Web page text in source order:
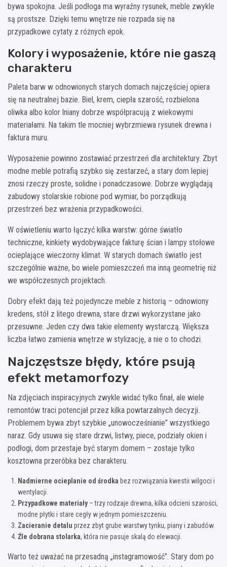
bywa spokojna. Jeśli podłoga ma wyraźny rysunek, meble zwykle
są prostsze. Dzięki temu wnętrze nie rozpada się na
przypadkowe cytaty z różnych epok.
Kolory i wyposażenie, które nie gaszą
charakteru
Paleta barw w odnowionych starych domach najczęściej opiera
się na neutralnej bazie. Biel, krem, ciepła szarość, rozbielona
oliwka albo kolor lniany dobrze współpracują z wiekowymi
materiałami. Na takim tle mocniej wybrzmiewa rysunek drewna i
faktura muru.
Wyposażenie powinno zostawiać przestrzeń dla architektury. Zbyt
modne meble potrafią szybko się zestarzeć, a stary dom lepiej
znosi rzeczy proste, solidne i ponadczasowe. Dobrze wyglądają
zabudowy stolarskie robione pod wymiar, bo porządkują
przestrzeń bez wrażenia przypadkowości.
W oświetleniu warto łączyć kilka warstw: górne światło
techniczne, kinkiety wydobywające fakturę ścian i lampy stołowe
ocieplające wieczorny klimat. W starych domach światło jest
szczególnie ważne, bo wiele pomieszczeń ma inną geometrię niż
we współczesnych projektach.
Dobry efekt dają też pojedyncze meble z historią – odnowiony
kredens, stół z litego drewna, stare drzwi wykorzystane jako
przesuwne. Jeden czy dwa takie elementy wystarczą. Większa
liczba łatwo zamienia wnętrze w stylizację, a nie o to chodzi.
Najczęstsze błędy, które psują
efekt metamorfozy
Na zdjęciach inspiracyjnych zwykle widać tylko finał, ale wiele
remontów traci potencjał przez kilka powtarzalnych decyzji.
Problemem bywa zbyt szybkie „unowocześnianie” wszystkiego
naraz. Gdy usuwa się stare drzwi, listwy, piece, podziały okien i
podłogi, dom przestaje być starym domem – zostaje tylko
kosztowna przeróbka bez charakteru.
Nadmierne ocieplanie od środka bez rozwiązania kwestii wilgoci i
wentylacji.
Przypadkowe materiały– trzy rodzaje drewna, kilka odcieni szarości,
modne płytki i stare cegły w jednym pomieszczeniu.
Zacieranie detalu przez zbyt grube warstwy tynku, piany i zabudów.
Źle dobrana stolarka, która nie pasuje skalą do elewacji.
Warto też uważać na przesadną „instagramowość”. Stary dom po